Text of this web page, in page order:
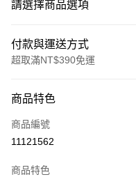
請選擇商品選項
付款與運送方式
超取滿NT$390免運
POYA支付
信用卡一次付款
商品特色
商品編號
11121562
商品特色